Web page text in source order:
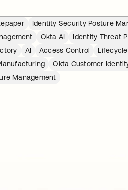
Identity Security Posture
Okta AI Identity Threat
AI Access Control
Okta Customer
Management